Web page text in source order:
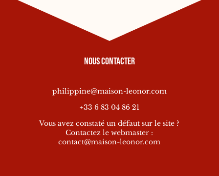
Nous contacter
philippine@maison-leonor.com
+33 6 83 04 86 21
Vous avez constaté un défaut sur le site ?
Contactez le webmaster :
contact@maison-leonor.com